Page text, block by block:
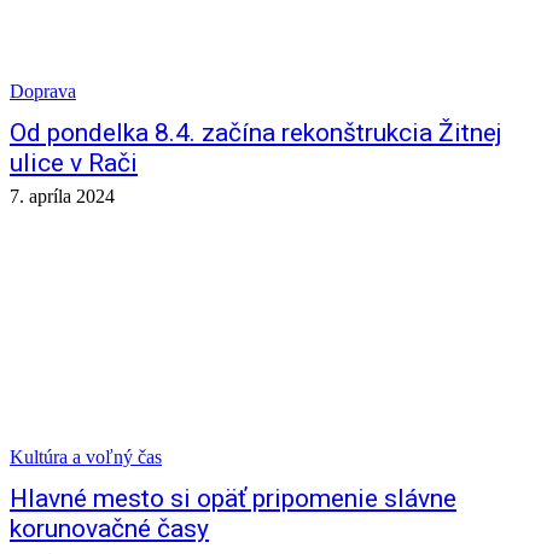
Doprava
Od pondelka 8.4. začína rekonštrukcia Žitnej
ulice v Rači
7. apríla 2024
Kultúra a voľný čas
Hlavné mesto si opäť pripomenie slávne
korunovačné časy